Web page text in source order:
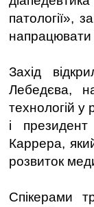
патології»,
напрацювати
Захід
Лебедєва,
технологій у
і
Каррера,
розвиток
Спікерами